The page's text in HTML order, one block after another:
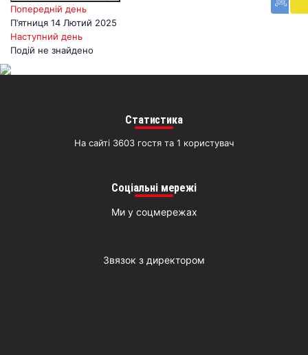
Попередній день
П’ятниця 14 Лютий 2025
Наступний день
Подій не знайдено
Статистика
На сайті 3603 гостя та 1 користувач
Соціальні мережі
Ми у соцмережах
Звязок з директором